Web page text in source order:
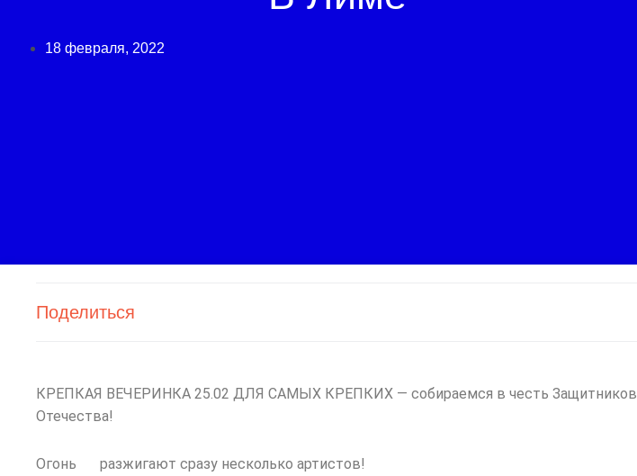
18 февраля, 2022
Поделиться
КРЕПКАЯ ВЕЧЕРИНКА 25.02 ДЛЯ САМЫХ КРЕПКИХ — собираемся в честь Защитников
Отечества!
Огонь
разжигают сразу несколько артистов!